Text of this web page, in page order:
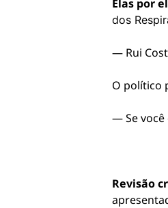
Elas por
dos
— Rui
O político
— Se você
Revisão